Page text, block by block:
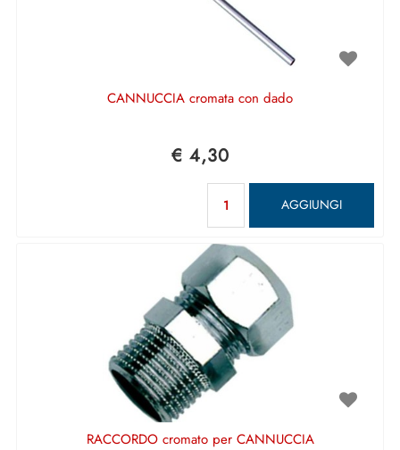
CANNUCCIA cromata con dado
€ 4,30
AGGIUNGI
RACCORDO cromato per CANNUCCIA